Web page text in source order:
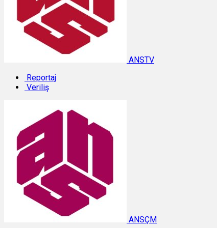
ANSTV
Reportaj
Veriliş
ANSÇM